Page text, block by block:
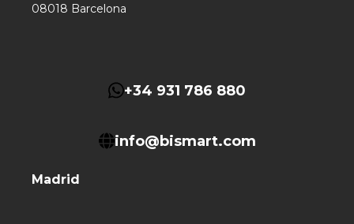
08018 Barcelona
+34 931 786 880
info@bismart.com
Madrid